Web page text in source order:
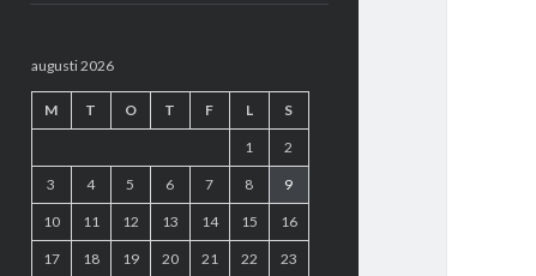
augusti 2026
M T O T F L S
1 2
3 4 5 6 7 8 9
10 11 12 13 14 15 16
17 18 19 20 21 22 23